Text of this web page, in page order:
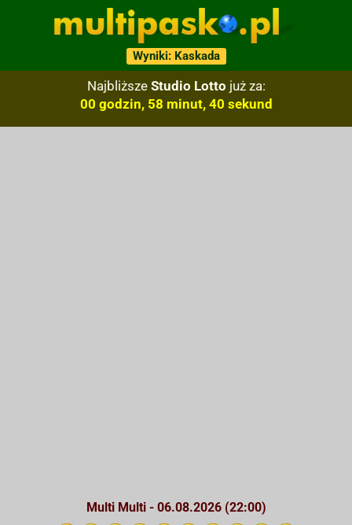
Wyniki: Kaskada
Najbliższe Studio Lotto już za:
00 godzin, 58 minut, 39 sekund
Multi Multi - 06.08.2026 (22:00)